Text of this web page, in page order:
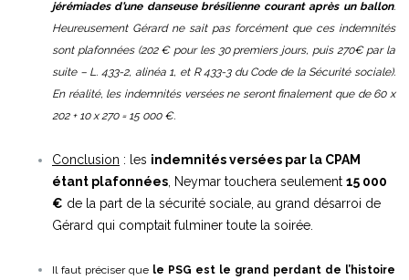
jérémiades d’une danseuse brésilienne courant après un ballon.
Heureusement Gérard ne sait pas forcément que ces indemnités
sont plafonnées (202 € pour les 30 premiers jours, puis 270€ par la
suite – L. 433-2, alinéa 1, et R 433-3 du Code de la Sécurité sociale).
En réalité, les indemnités versées ne seront finalement que de 60 x
202 + 10 x 270 = 15 000 €.
Conclusion : les indemnités versées par la CPAM
étant plafonnées , Neymar touchera seulement 15 000
€ de la part de la sécurité sociale, au grand désarroi de
Gérard qui comptait fulminer toute la soirée.
Il faut préciser que le PSG est le grand perdant de l’histoire